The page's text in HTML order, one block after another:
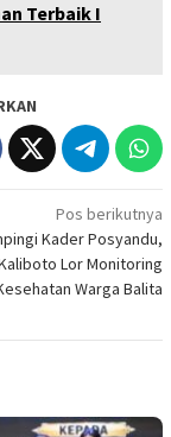
Terbaik I
Pos berikutnya
Kader Posyandu,
Lor Monitoring
Warga Balita